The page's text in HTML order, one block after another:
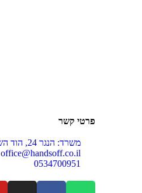
פרטי קשר
משרד: הנגר 24, הוד השרון
office@handsoff.co.il
0534700951